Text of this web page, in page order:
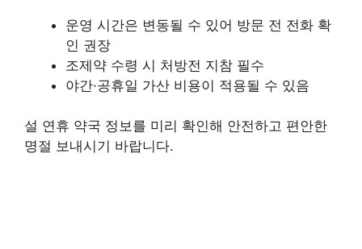
운영 시간은 변동될 수 있어 방문 전 전화 확
인 권장
조제약 수령 시 처방전 지참 필수
야간·공휴일 가산 비용이 적용될 수 있음
설 연휴 약국 정보를 미리 확인해 안전하고 편안한
명절 보내시기 바랍니다.